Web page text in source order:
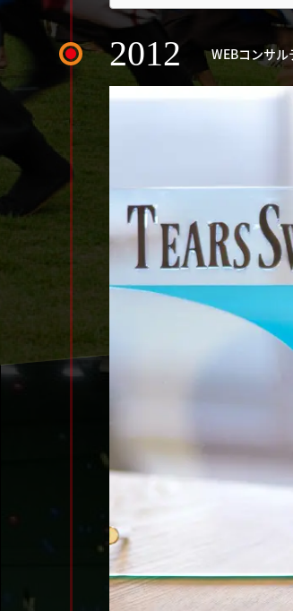
2012 WEBコンサ